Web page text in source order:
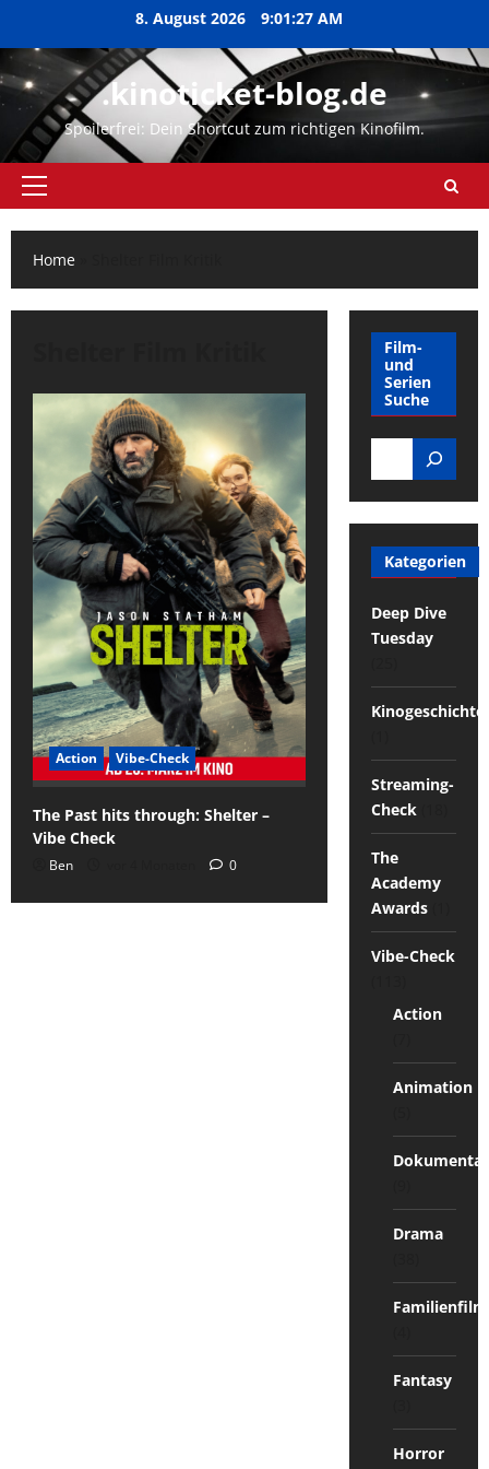
springen
8. August 2026 9:01:27 AM
.kinoticket-blog.de
Spoilerfrei: Dein Shortcut zum richtigen Kinofilm.
Primäres
Home
Action Vibe-Check
The Past hits through: Shelter –
Vibe Check
Ben 0
Film-
und
Serien
Suche
Search
Kategorien
Deep Dive
Tuesday
Kinogeschichte
Streaming-
Check(18)
The
Academy
Awards(1)
Vibe-Check
Action
Animation
Drama
Familienfilm
Fantasy
Horror